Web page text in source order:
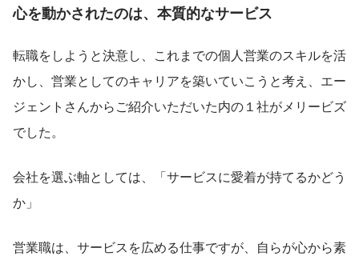
心を動かされたのは、本質的なサービス
転職をしようと決意し、これまでの個人営業のスキルを活
かし、営業としてのキャリアを築いていこうと考え、エー
ジェントさんからご紹介いただいた内の１社がメリービズ
でした。
会社を選ぶ軸としては、「サービスに愛着が持てるかどう
か」
営業職は、サービスを広める仕事ですが、自らが心から素